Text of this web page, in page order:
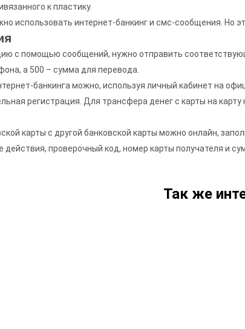
к пластику.
использовать интернет-банкинг и смс-сообщения. Но
с помощью сообщений, нужно отправить
а 500 – сумма для перевода.
банкинга можно, используя личный кабинет на
регистрация. Для трансфера денег с карты на
карты с другой банковской карты можно онлайн,
действия, проверочный код, номер карты получателя и
Так же